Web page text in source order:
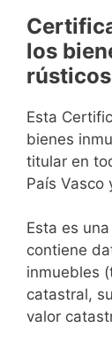
los
Esta
bienes
titular en
País Vasco
Esta es
contiene
inmuebles
catastral,
valor